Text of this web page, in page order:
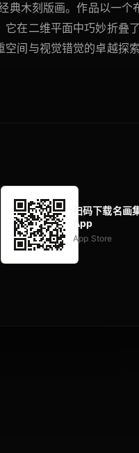
典木刻版画。作品以一个
在二维平面中巧妙折叠
间与视觉错觉的卓越探索
扫码下载名画
App
App Store